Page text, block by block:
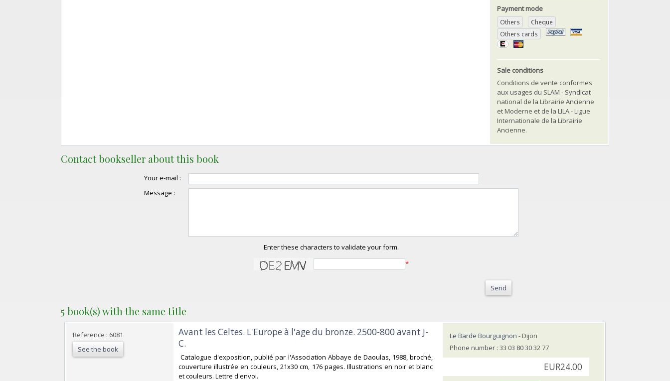
Payment mode
Others
Cheque
Others cards
Sale conditions
Conditions de vente conformes
aux usages du SLAM - Syndicat
national de la Librairie Ancienne
et Moderne et de la LILA - Ligue
Internationale de la Librairie
Ancienne.
Contact bookseller about this book
Your e-mail :
Message :
Enter these characters to validate your form.
*
Send
5 book(s) with the same title
Reference : 6081
See the book
‎Avant les Celtes. L'Europe à l'age du bronze. 2500-800 avant J-
C.‎
‎ Catalogue d'exposition, publié par l'Association Abbaye de Daoulas, 1988, broché,
couverture illustrée en couleurs, 21x30 cm, 176 pages. Illustrations en noir et blanc
et couleurs. Lettre d'envoi.‎
Le Barde Bourguignon - Dijon
Phone number : 33 03 80 30 32 77
EUR24.00